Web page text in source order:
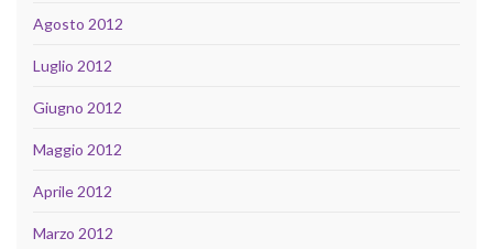
Agosto 2012
Luglio 2012
Giugno 2012
Maggio 2012
Aprile 2012
Marzo 2012